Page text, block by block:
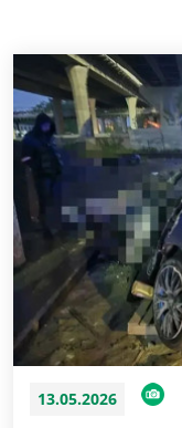
13.05.2026